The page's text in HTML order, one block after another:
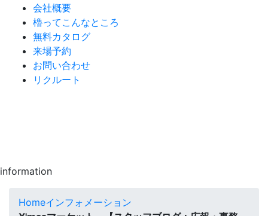
会社概要
櫓ってこんなところ
無料カタログ
来場予約
お問い合わせ
リクルート
information
Homeインフォメーション